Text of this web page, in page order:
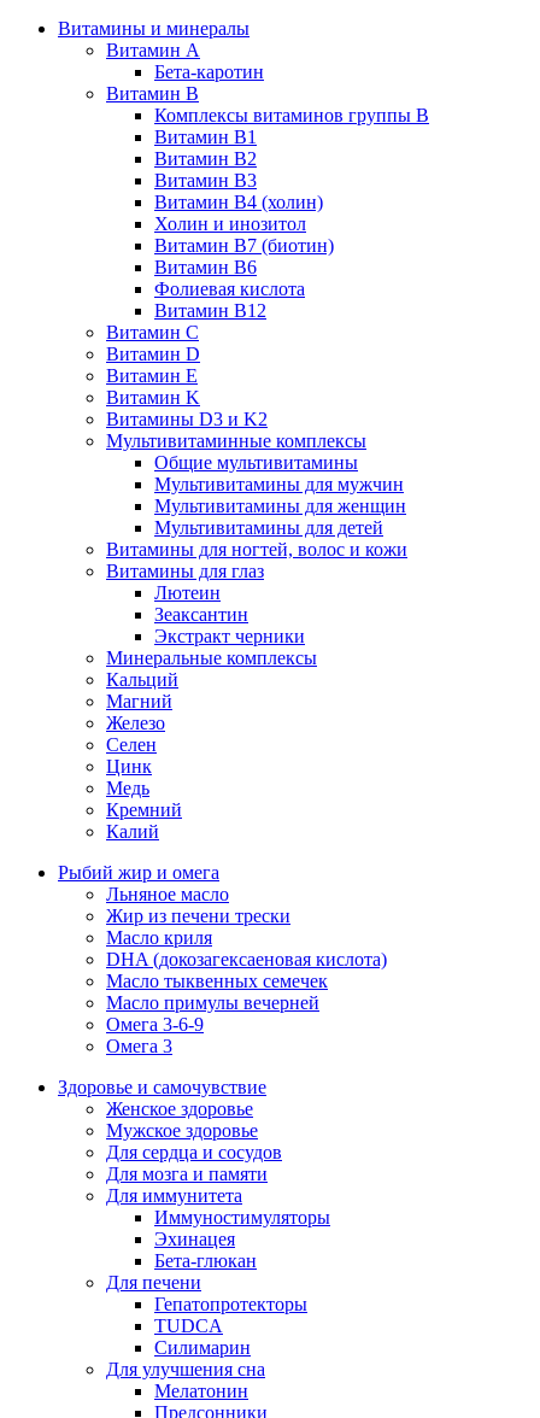
Витамины и минералы
Витамин A
Бета-каротин
Витамин B
Комплексы витаминов группы B
Витамин B1
Витамин B2
Витамин B3
Витамин B4 (холин)
Холин и инозитол
Витамин B7 (биотин)
Витамин B6
Фолиевая кислота
Витамин B12
Витамин C
Витамин D
Витамин E
Витамин K
Витамины D3 и K2
Мультивитаминные комплексы
Общие мультивитамины
Мультивитамины для мужчин
Мультивитамины для женщин
Мультивитамины для детей
Витамины для ногтей, волос и кожи
Витамины для глаз
Лютеин
Зеаксантин
Экстракт черники
Минеральные комплексы
Кальций
Магний
Железо
Селен
Цинк
Медь
Кремний
Калий
Рыбий жир и омега
Льняное масло
Жир из печени трески
Масло криля
DHA (докозагексаеновая кислота)
Масло тыквенных семечек
Масло примулы вечерней
Омега 3-6-9
Омега 3
Здоровье и самочувствие
Женское здоровье
Мужское здоровье
Для сердца и сосудов
Для мозга и памяти
Для иммунитета
Иммуностимуляторы
Эхинацея
Бета-глюкан
Для печени
Гепатопротекторы
TUDCA
Силимарин
Для улучшения сна
Мелатонин
Предсонники